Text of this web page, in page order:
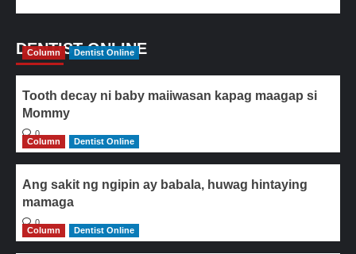
DENTIST ONLINE
Column Dentist Online
Tooth decay ni baby maiiwasan kapag maagap si
Mommy
0
Column
Dentist Online
Ang sakit ng ngipin ay babala, huwag hintaying
mamaga
0
Column
Dentist Online